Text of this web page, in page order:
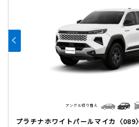
プラチナホワイトパールマイカ〈089〉
アングル切り替え